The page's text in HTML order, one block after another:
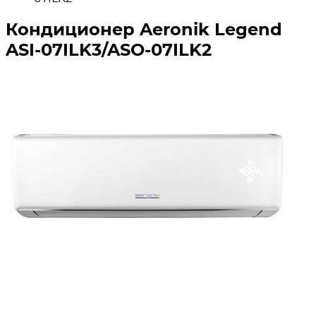
Кондиционер Aeronik Legend
ASI-07ILK3/ASO-07ILK2